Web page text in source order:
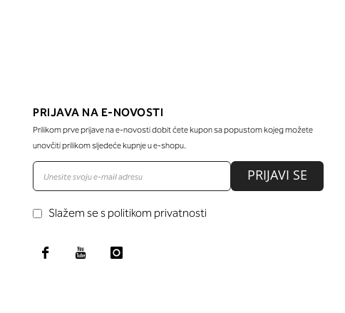
PRIJAVA NA E-NOVOSTI
Prilikom prve prijave na e-novosti dobit ćete kupon sa popustom kojeg možete
unovčiti prilikom sljedeće kupnje u e-shopu.
PRIJAVI SE
Slažem se s politikom privatnosti